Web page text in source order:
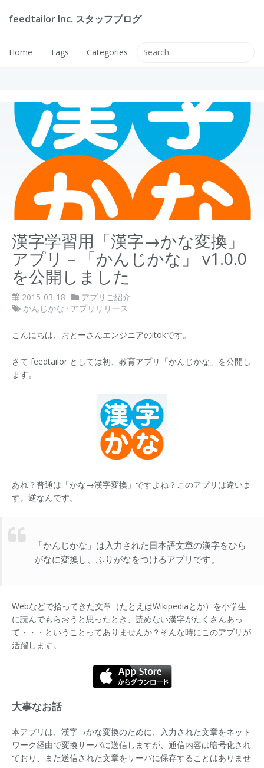
feedtailor Inc. スタッフブログ
Home Tags Categories
漢字学習用「漢字→かな変換」
アプリ – 「かんじかな」 v1.0.0
を公開しました
2015-03-18
アプリご紹介
かんじかな · アプリリリース
こんにちは、おとーさんエンジニアのitokです。
さて feedtailor としては初、教育アプリ「かんじかな」を公開し
ます。
あれ？普通は「かな→漢字変換」ですよね？このアプリは違いま
す。逆なんです。
「かんじかな」は入力された日本語文章の漢字をひら
がなに変換し、ふりがなをつけるアプリです。
Webなどで拾ってきた文章（たとえはWikipediaとか）を小学生
に読んでもらおうと思ったとき、読めない漢字がたくさんあっ
て・・・ということってありませんか？そんな時にこのアプリが
活躍します。
大事なお話
本アプリは、漢字→かな変換のために、入力された文章をネット
ワーク経由で変換サーバに送信しますが、通信内容は暗号化され
ており、また送信された文章をサーバに保存することはありませ